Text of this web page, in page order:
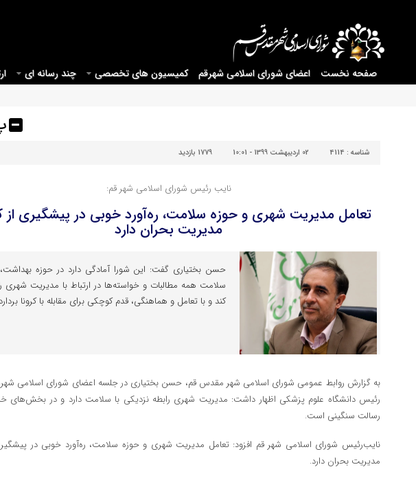
صفحه نخست اعضای شورای اسلامی شهرقم کمیسیون های تخصصی چند رسانه ای
شناسه : 4114 02 اردیبهشت 1399 - 10:01 1779 بازدید
نایب رئیس شورای اسلامی شهر قم:
تعامل مدیریت شهری و حوزه سلامت، ره‌آورد‌ خوبی در پیشگیری از
مدیریت بحران دارد
حسن بختیاری گفت: این شورا آمادگی دارد در حوزه
سلامت همه مطالبات و خواسته‌ها در ارتباط با مدیریت شهری
کند و با تعامل و هماهنگی، قدم کوچکی برای مقابله با کرونا
به گزارش روابط عمومی شورای اسلامی شهر مقدس قم، حسن بختیاری در جلسه اعضای شورای اسلامی
رئیس دانشگاه علوم پزشکی اظهار داشت: مدیریت شهری رابطه نزدیکی با سلامت دارد و در بخش‌های
رسالت‌ سنگینی است.
نایب‌رئیس شورای اسلامی شهر قم افزود: تعامل مدیریت شهری و حوزه سلامت، ره‌آورد‌ خوبی در
مدیریت بحران دارد.